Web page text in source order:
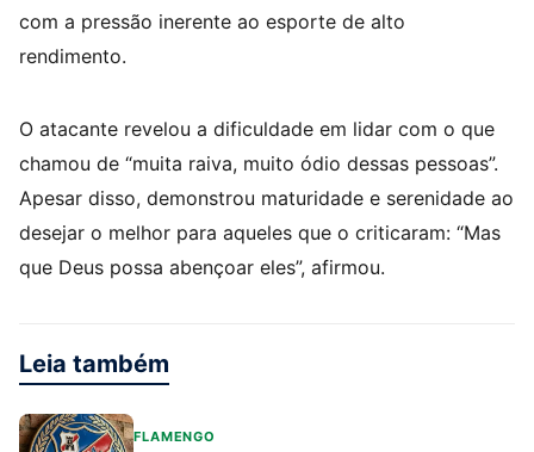
com a pressão inerente ao esporte de alto
rendimento.
O atacante revelou a dificuldade em lidar com o que
chamou de “muita raiva, muito ódio dessas pessoas”.
Apesar disso, demonstrou maturidade e serenidade ao
desejar o melhor para aqueles que o criticaram: “Mas
que Deus possa abençoar eles”, afirmou.
Leia também
FLAMENGO